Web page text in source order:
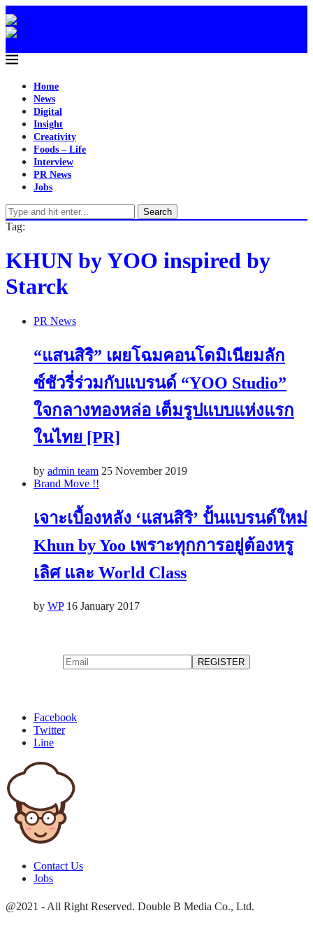
Home
News
Digital
Insight
Creativity
Foods – Life
Interview
PR News
Jobs
Search
Tag:
KHUN by YOO inspired by
Starck
PR News
“แสนสิริ” เผยโฉมคอนโดมิเนียมลัก
ซ์ชัวรี่ร่วมกับแบรนด์ “YOO Studio”
ใจกลางทองหล่อ เต็มรูปแบบแห่งแรก
ในไทย [PR]
by admin team 25 November 2019
Brand Move !!
เจาะเบื้องหลัง ‘แสนสิริ’ ปั้นแบรนด์ใหม่
Khun by Yoo เพราะทุกการอยู่ต้องหรู
เลิศ และ World Class
by WP 16 January 2017
Facebook
Twitter
Line
Contact Us
Jobs
@2021 - All Right Reserved. Double B Media Co., Ltd.